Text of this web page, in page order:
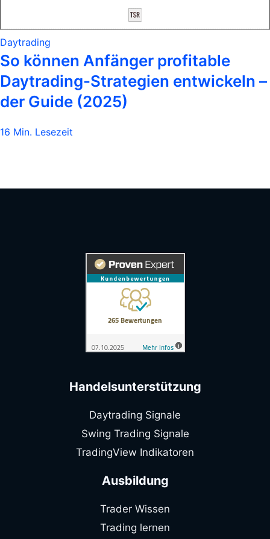
Daytrading
So können Anfänger profitable
Daytrading-Strategien entwickeln –
der Guide (2025)
16 Min. Lesezeit
Handelsunterstützung
Daytrading Signale
Swing Trading Signale
TradingView Indikatoren
Ausbildung
Trader Wissen
Trading lernen